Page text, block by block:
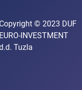
Copyright © 2023 DUF
EURO-INVESTMENT
Tuzla